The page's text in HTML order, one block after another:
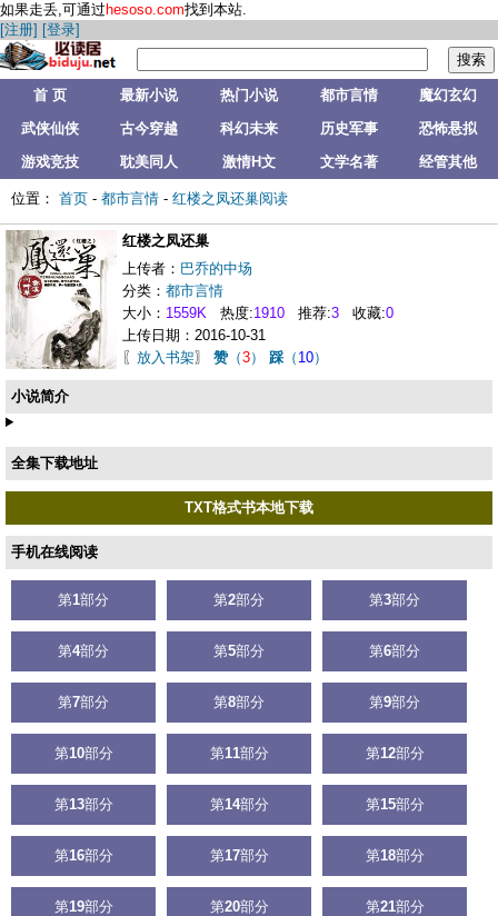
如果走丢,可通过hesoso.com找到本站.
[注册] [登录]
首 页 最新小说 热门小说 都市言情
魔幻玄幻
武侠仙侠
古今穿越 科幻未来 历史军事
恐怖悬拟
游戏竞技
耽美同人 激情H文 文学名著 经管其他
位置： 首页 - 都市言情 - 红楼之凤还巢阅读
红楼之凤还巢
上传者： 巴乔的中场
分类： 都市言情
大小： 1559K 热度:1910 推荐:3 收藏:0
上传日期：2016-10-31
〖 放入书架〗 赞 （3） 踩（ 10）
小说简介
全集下载地址
TXT格式书本地下载
手机在线阅读
第1部分 第2部分 第3部分
第4部分 第5部分 第6部分
第7部分 第8部分 第9部分
第10部分 第11部分 第12部分
第13部分 第14部分 第15部分
第16部分 第17部分 第18部分
第19部分 第20部分 第21部分